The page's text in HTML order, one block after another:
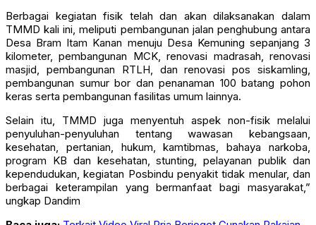
Berbagai kegiatan fisik telah dan akan dilaksanakan dalam
TMMD kali ini, meliputi pembangunan jalan penghubung antara
Desa Bram Itam Kanan menuju Desa Kemuning sepanjang 3
kilometer, pembangunan MCK, renovasi madrasah, renovasi
masjid, pembangunan RTLH, dan renovasi pos siskamling,
pembangunan sumur bor dan penanaman 100 batang pohon
keras serta pembangunan fasilitas umum lainnya.
Selain itu, TMMD juga menyentuh aspek non-fisik melalui
penyuluhan-penyuluhan tentang wawasan kebangsaan,
kesehatan, pertanian, hukum, kamtibmas, bahaya narkoba,
program KB dan kesehatan, stunting, pelayanan publik dan
kependudukan, kegiatan Posbindu penyakit tidak menular, dan
berbagai keterampilan yang bermanfaat bagi masyarakat,”
ungkap Dandim